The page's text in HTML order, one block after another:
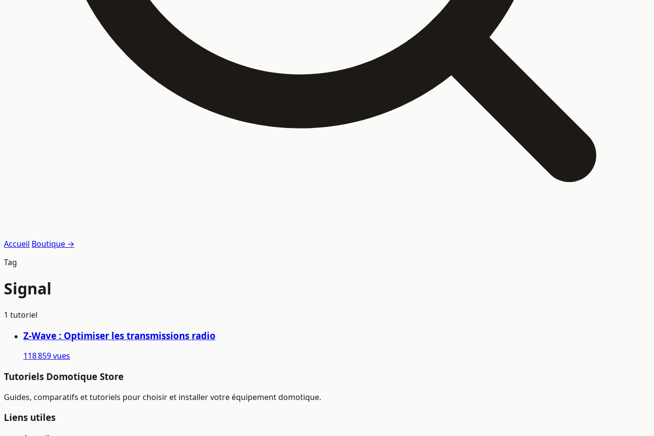
Accueil Boutique →
Tag
Signal
1 tutoriel
Z-Wave : Optimiser les transmissions radio
118 859 vues
Tutoriels Domotique Store
Guides, comparatifs et tutoriels pour choisir et installer votre équipement domotique.
Liens utiles